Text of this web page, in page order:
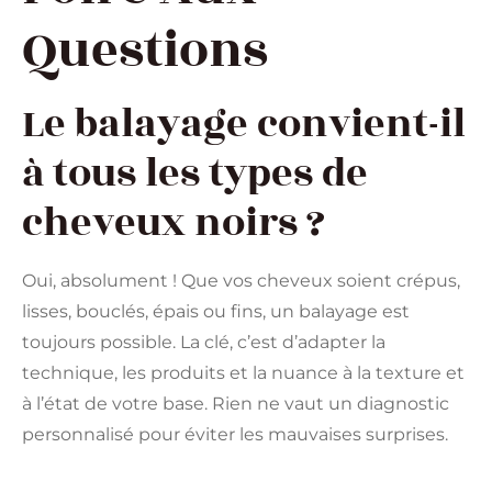
Questions
Le balayage convient-il
à tous les types de
cheveux noirs ?
Oui, absolument ! Que vos cheveux soient crépus,
lisses, bouclés, épais ou fins, un balayage est
toujours possible. La clé, c’est d’adapter la
technique, les produits et la nuance à la texture et
à l’état de votre base. Rien ne vaut un diagnostic
personnalisé pour éviter les mauvaises surprises.